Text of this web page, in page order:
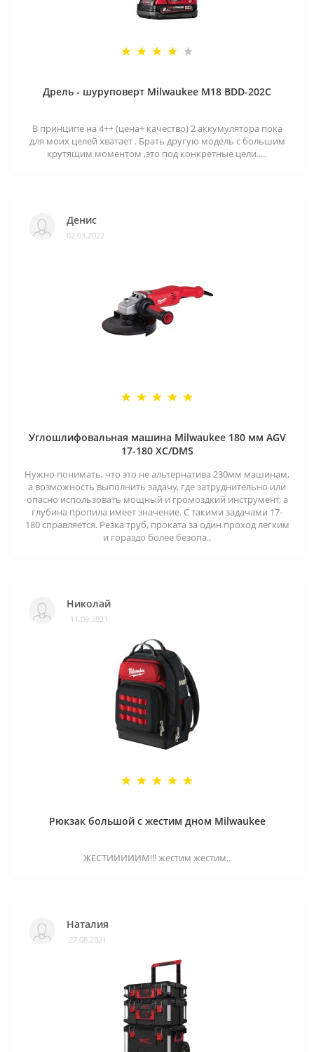
Дрель - шуруповерт Milwaukee M18 BDD-202C
В принципе на 4++ (цена+ качество) 2 аккумулятора пока
для моих целей хватает . Брать другую модель с большим
крутящим моментом ,это под конкретные цели.....
Денис
02.03.2022
Углошлифовальная машина Milwaukee 180 мм AGV
17-180 XC/DMS
Нужно понимать, что это не альтернатива 230мм машинам,
а возможность выполнить задачу, где затруднительно или
опасно использовать мощный и громоздкий инструмент, а
глубина пропила имеет значение. С такими задачами 17-
180 справляется. Резка труб, проката за один проход легким
и гораздо более безопа..
Николай
11.09.2021
Рюкзак большой с жестим дном Milwaukee
ЖЕСТИИИИИМ!!! жестим жестим..
Наталия
27.08.2021